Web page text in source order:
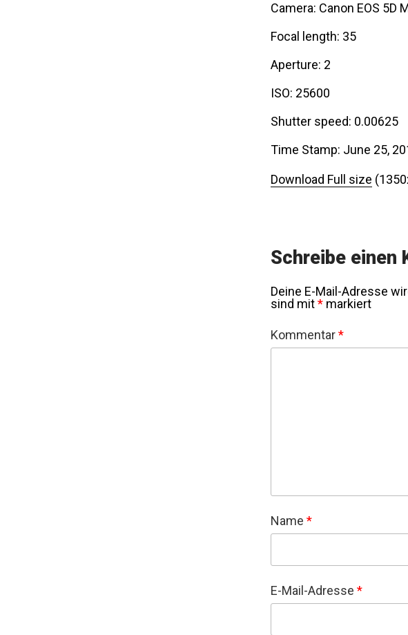
Camera: Canon EOS 5D
Focal length: 35
Aperture: 2
ISO: 25600
Shutter speed: 0.00625
Time Stamp: June 25,
Download Full size
Schreibe einen
Deine E-Mail-Adresse
sind mit* markiert
Kommentar*
Name *
E-Mail-Adresse *